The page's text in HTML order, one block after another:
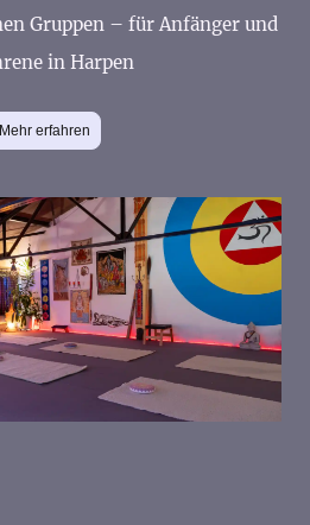
Gruppen – für Anfänger und
in Harpen
Mehr erfahren